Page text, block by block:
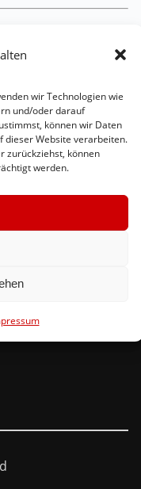
wir Technologien wie
und/oder darauf
können wir Daten
dieser Website verarbeiten.
zurückziehst, können
werden.